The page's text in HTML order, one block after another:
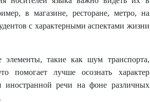
в магазине, ресторане, метро, на
с характерными аспектами жизни
элементы, такие как шум транспорта,
помогает лучше осознать характер
иностранной речи на фоне различных